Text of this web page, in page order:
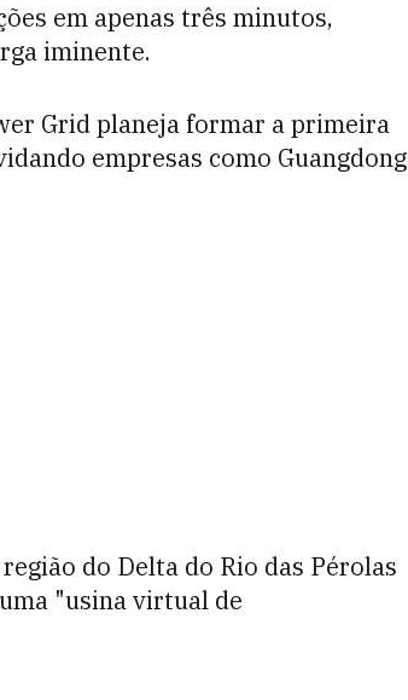
em apenas três minutos,
iminente.
Grid planeja formar a primeira
empresas como Guangdong
do Delta do Rio das Pérolas
"usina virtual de